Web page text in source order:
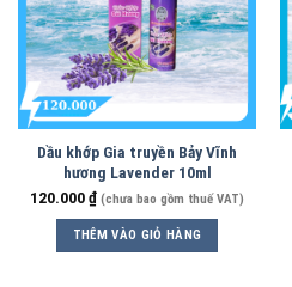
Dầu khớp Gia truyền Bảy Vĩnh
hương Lavender 10ml
120.000₫ (chưa bao gồm thuế VAT)
THÊM VÀO GIỎ HÀNG